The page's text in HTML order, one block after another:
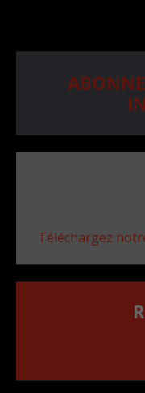
Téléchargez